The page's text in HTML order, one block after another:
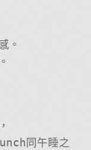
。
同午睡之